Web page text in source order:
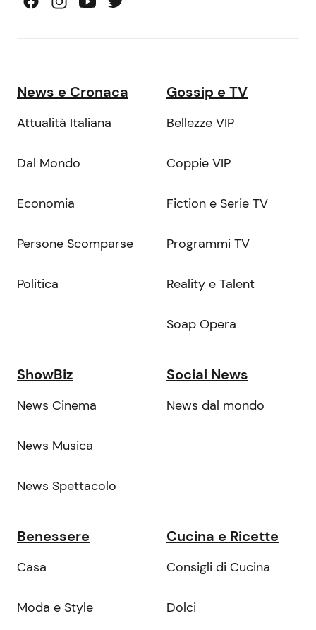
News e Cronaca
Attualità Italiana
Dal Mondo
Economia
Persone Scomparse
Politica
Gossip e TV
Bellezze VIP
Coppie VIP
Fiction e Serie TV
Programmi TV
Reality e Talent
Soap Opera
ShowBiz
News Cinema
News Musica
News Spettacolo
Social News
News dal mondo
Benessere
Casa
Moda e Style
Cucina e Ricette
Consigli di Cucina
Dolci